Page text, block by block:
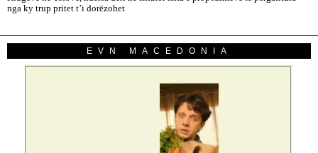
nga ky trup pritet t’i dorëzohet
EVN MACEDONIA